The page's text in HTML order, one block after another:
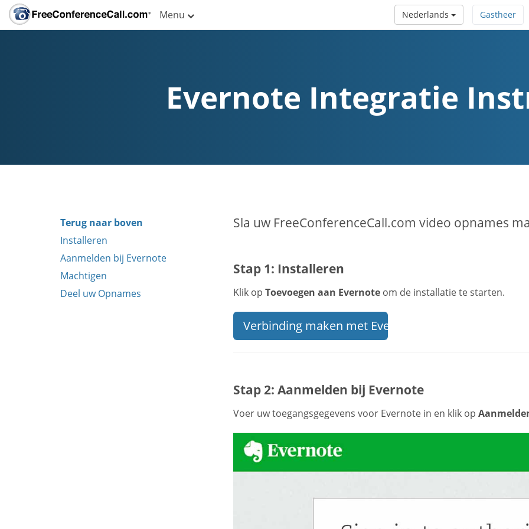
Menu Gastheer
Nederlands
Evernote Integratie
Terug naar boven
Installeren
Aanmelden bij Evernote
Machtigen
Deel uw Opnames
Sla uw FreeConferenceCall.com video opnames
Stap 1: Installeren
Klik op Toevoegen aan Evernoteom de installatie te starten.
Verbinding maken met Evernote
Stap 2: Aanmelden bij Evernote
Voer uw toegangsgegevens voor Evernote in en klik op